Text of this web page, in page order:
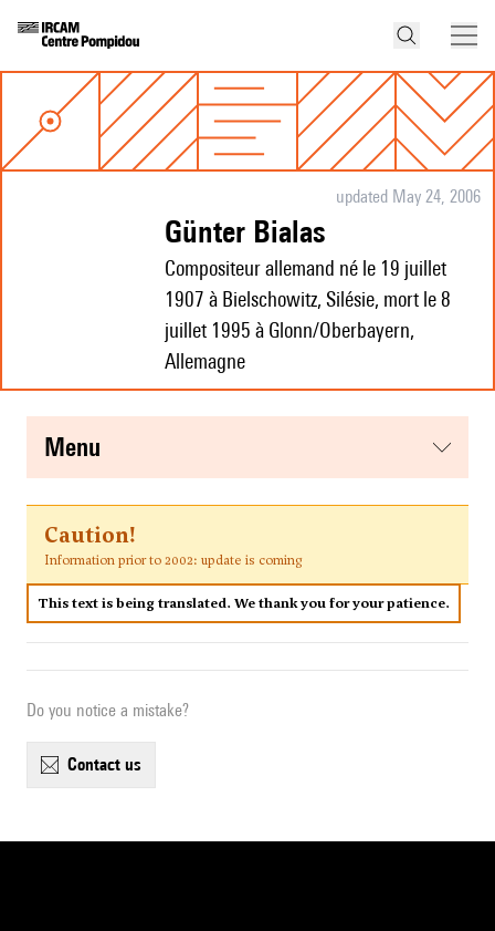
updated May 24, 2006
Günter Bialas
Compositeur allemand né le 19 juillet
1907 à Bielschowitz, Silésie, mort le 8
juillet 1995 à Glonn/Oberbayern,
Allemagne
menu
Caution!
Information prior to 2002: update is coming
This text is being translated. We thank you for your patience.
Do you notice a mistake?
contact us